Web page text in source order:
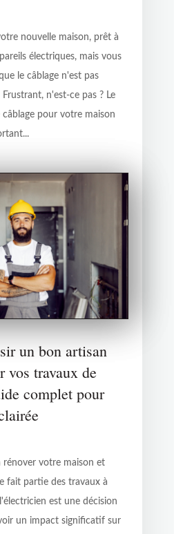
nouvelle maison, prêt à
électriques, mais vous
le câblage n'est pas
n'est-ce pas ? Le
pour votre maison
un bon artisan
vos travaux de
complet pour
rénover votre maison et
fait partie des travaux à
est une décision
un impact significatif sur